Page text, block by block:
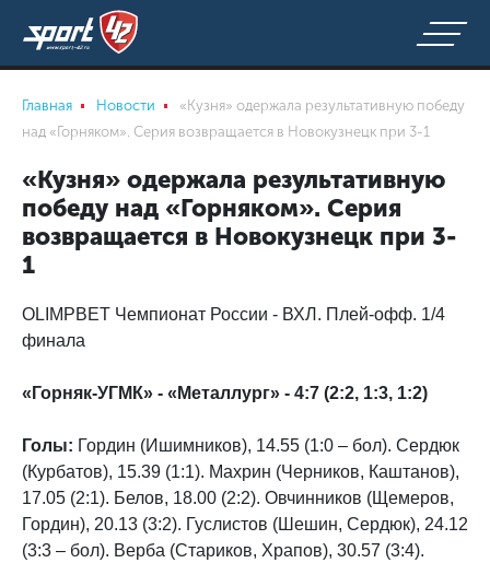
Главная Новости
«Кузня» одержала результативную победу
над «Горняком». Серия возвращается в Новокузнецк при 3-1
«Кузня» одержала результативную
победу над «Горняком». Серия
возвращается в Новокузнецк при 3-
1
OLIMPBET Чемпионат России - ВХЛ. Плей-офф. 1/4
финала
«Горняк-УГМК» - «Металлург» - 4:7 (2:2, 1:3, 1:2)
Голы: Гордин (Ишимников), 14.55 (1:0 – бол). Сердюк
(Курбатов), 15.39 (1:1). Махрин (Черников, Каштанов),
17.05 (2:1). Белов, 18.00 (2:2). Овчинников (Щемеров,
Гордин), 20.13 (3:2). Гуслистов (Шешин, Сердюк), 24.12
(3:3 – бол). Верба (Стариков, Храпов), 30.57 (3:4).